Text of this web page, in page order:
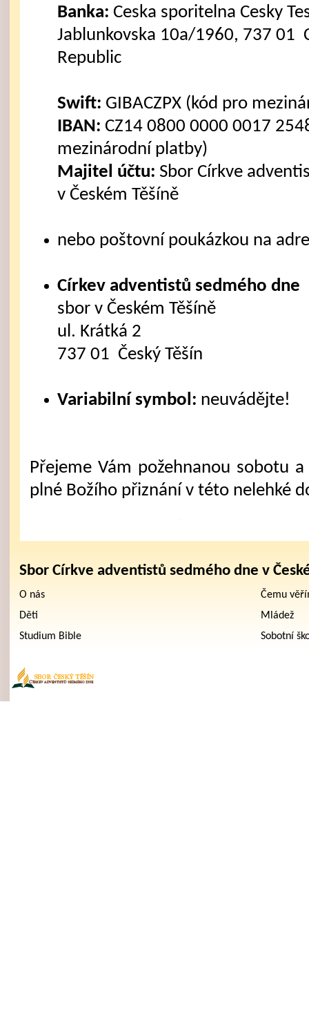
Banka: Ceska sporitelna Cesky
Jablunkovska 10a/1960, 737 01
Republic
Swift: GIBACZPX (kód pro
IBAN: CZ14 0800 0000 0017
mezinárodní platby)
Majitel účtu: Sbor Církve
v Českém Těšíně
nebo poštovní poukázkou na
Církev adventistů sedmého dne
sbor v Českém Těšíně
ul. Krátká 2
737 01 Český Těšín
Variabilní symbol: neuvádějte!
Přejeme Vám požehnanou sobotu
plné Božího přiznání v této nelehké
Sbor Církve adventistů sedmého dne v
O nás
Čemu
Děti
Mládež
Studium Bible
Sobotní